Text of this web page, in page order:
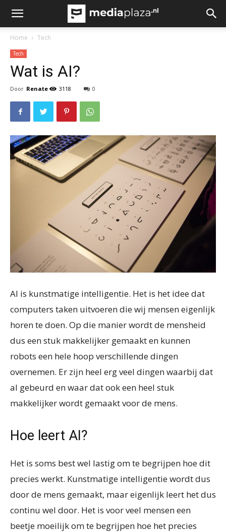
Home Tech
Tech
Wat is AI?
Door Renate 3118 0
AI is kunstmatige intelligentie. Het is het idee dat
computers taken uitvoeren die wij mensen eigenlijk
horen te doen. Op die manier wordt de mensheid
dus een stuk makkelijker gemaakt en kunnen
robots een hele hoop verschillende dingen
overnemen. Er zijn heel erg veel dingen waarbij dat
al gebeurd en waar dat ook een heel stuk
makkelijker wordt gemaakt voor de mens.
Hoe leert AI?
Het is soms best wel lastig om te begrijpen hoe dit
precies werkt. Kunstmatige intelligentie wordt dus
door de mens gemaakt, maar eigenlijk leert het dus
continu wel door. Het is voor veel mensen een
beetje moeilijk om te begrijpen hoe het precies